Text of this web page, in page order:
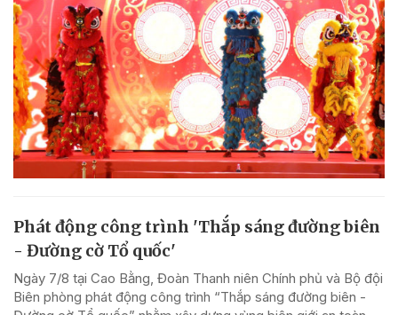
Phát động công trình 'Thắp sáng đường biên
- Đường cờ Tổ quốc'
Ngày 7/8 tại Cao Bằng, Đoàn Thanh niên Chính phủ và Bộ đội
Biên phòng phát động công trình “Thắp sáng đường biên -